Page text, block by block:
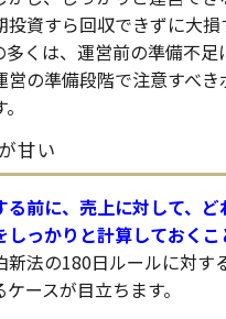
投資すら回収できずに大損
多くは、運営前の準備不足
営の準備段階で注意すべ
甘い
る前に、売上に対して、
しっかりと計算しておく
新法の180日ルールに対す
ースが目立ちます。